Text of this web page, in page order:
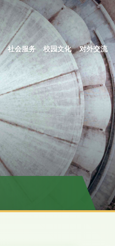
社会服务 校园文化 对外交流